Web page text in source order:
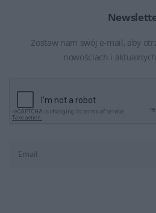
Zostaw nam swój e-mail, aby
nowościach i